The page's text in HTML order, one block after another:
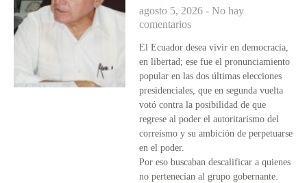
agosto 5, 2026 No hay
comentarios
El Ecuador desea vivir en democracia,
en libertad; ese fue el pronunciamiento
popular en las dos últimas elecciones
presidenciales, que en segunda vuelta
votó contra la posibilidad de que
regrese al poder el autoritarismo del
correísmo y su ambición de perpetuarse
en el poder.
Por eso buscaban descalificar a quienes
no pertenecían al grupo gobernante.